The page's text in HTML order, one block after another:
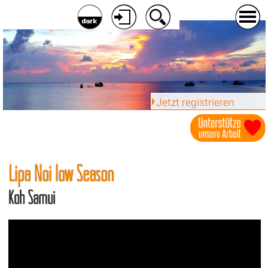
Jetzt registrieren
Lipa Noi low Season
Koh Samui